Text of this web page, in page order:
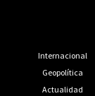
Internacional
Geopolítica
Actualidad